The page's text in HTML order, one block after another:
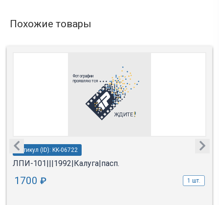
Похожие товары
Артикул (ID): KK-06722
ЛПИ-101|||1992|Калуга|пасп.
1700 ₽ 1 шт.